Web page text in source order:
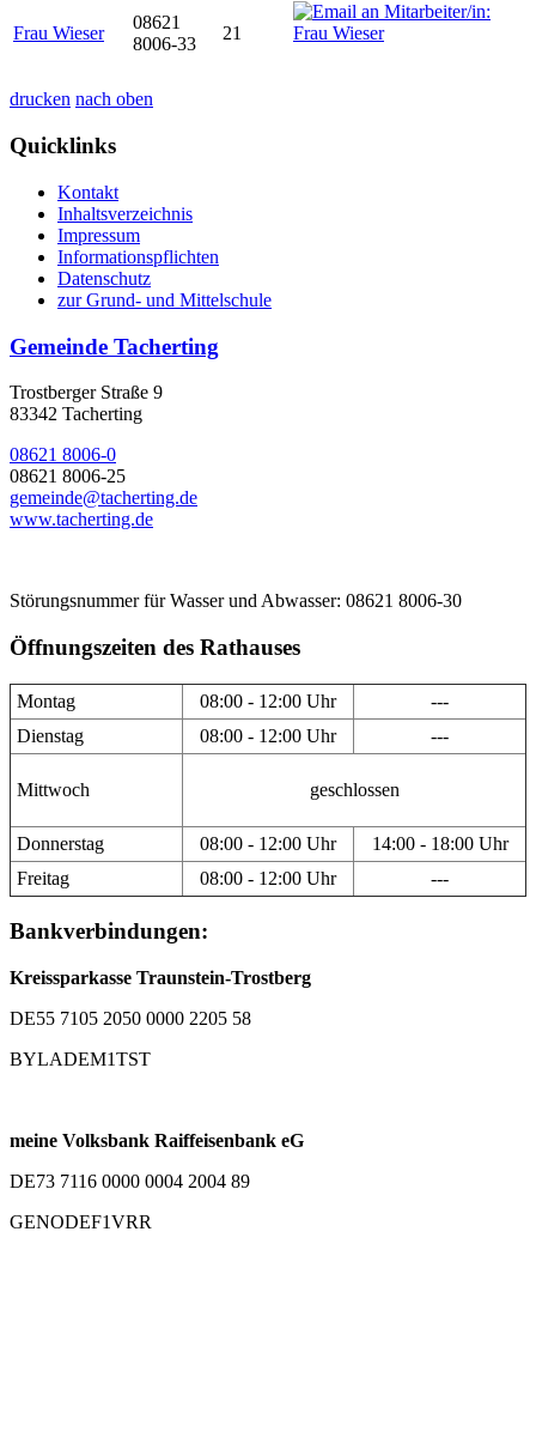
Frau Wieser
08621
8006-33
21
drucken nach oben
Quicklinks
Kontakt
Inhaltsverzeichnis
Impressum
Informationspflichten
Datenschutz
zur Grund- und Mittelschule
Gemeinde Tacherting
Trostberger Straße 9
83342 Tacherting
08621 8006-0
08621 8006-25
gemeinde@tacherting.de
www.tacherting.de
Störungsnummer für Wasser und Abwasser: 08621 8006-30
Öffnungszeiten des Rathauses
Montag 08:00 - 12:00 Uhr
---
Dienstag
08:00 - 12:00 Uhr ---
Mittwoch geschlossen
Donnerstag 08:00 - 12:00 Uhr
14:00 - 18:00 Uhr
Freitag
08:00 - 12:00 Uhr ---
Bankverbindungen:
Kreissparkasse Traunstein-Trostberg
DE55 7105 2050 0000 2205 58
BYLADEM1TST
meine Volksbank Raiffeisenbank eG
DE73 7116 0000 0004 2004 89
GENODEF1VRR